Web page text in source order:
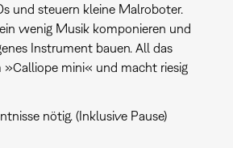
und steuern kleine Malroboter.
wenig Musik komponieren und
Instrument bauen. All das
mini« und macht riesig
nötig. (Inklusive Pause)